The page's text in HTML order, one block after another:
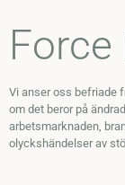
Force
Vi anser oss befriade
om det beror på
arbetsmarknaden,
olyckshändelser av